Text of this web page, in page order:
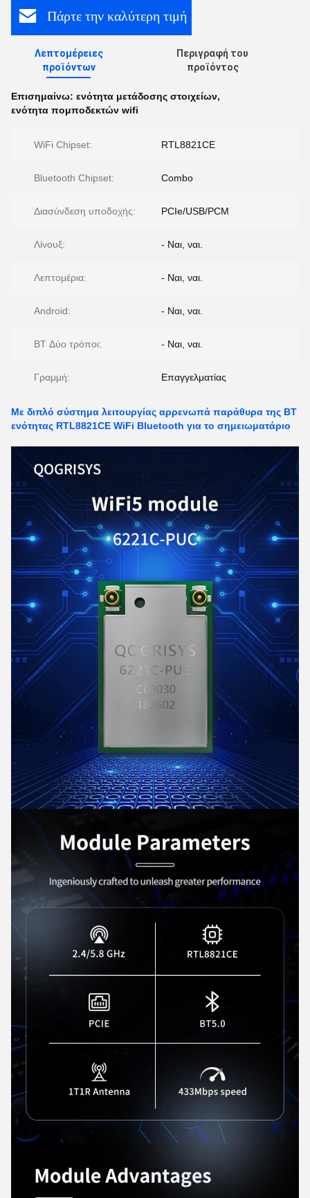
Πάρτε την καλύτερη τιμή
Λεπτομέρειες
προϊόντων
Περιγραφή του
προϊόντος
Επισημαίνω: ενότητα μετάδοσης στοιχείων,
ενότητα πομποδεκτών wifi
WiFi Chipset: RTL8821CE
Bluetooth Chipset: Combo
Διασύνδεση υποδοχής: PCIe/USB/PCM
Λίνουξ: - Ναι, ναι.
Λεπτομέρια: - Ναι, ναι.
Android: - Ναι, ναι.
BT Δύο τρόποι: - Ναι, ναι.
Γραμμή: Επαγγελματίας
Με διπλό σύστημα λειτουργίας αρρενωπά παράθυρα της BT
ενότητας RTL8821CE WiFi Bluetooth για το σημειωματάριο